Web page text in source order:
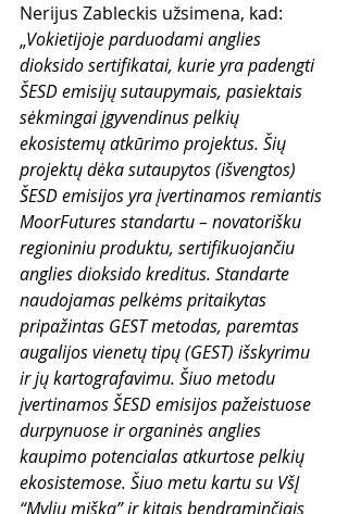
Nerijus Zableckis užsimena, kad:
„Vokietijoje parduodami anglies
dioksido sertifikatai, kurie yra padengti
ŠESD emisijų sutaupymais, pasiektais
sėkmingai įgyvendinus pelkių
ekosistemų atkūrimo projektus. Šių
projektų dėka sutaupytos (išvengtos)
ŠESD emisijos yra įvertinamos remiantis
MoorFutures standartu – novatorišku
regioniniu produktu, sertifikuojančiu
anglies dioksido kreditus. Standarte
naudojamas pelkėms pritaikytas
pripažintas GEST metodas, paremtas
augalijos vienetų tipų (GEST) išskyrimu
ir jų kartografavimu. Šiuo metodu
įvertinamos ŠESD emisijos pažeistuose
durpynuose ir organinės anglies
kaupimo potencialas atkurtose pelkių
ekosistemose. Šiuo metu kartu su VšĮ
“Myliu mišką” ir kitais bendraminčiais